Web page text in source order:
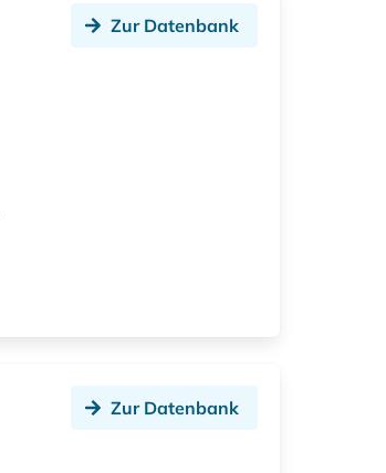
Zur Datenbank
Zur Datenbank